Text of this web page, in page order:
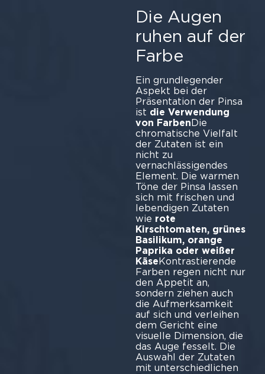
Die Augen
ruhen auf der
Farbe
Ein grundlegender
Aspekt bei der
Präsentation der Pinsa
ist die Verwendung
von FarbenDie
chromatische Vielfalt
der Zutaten ist ein
nicht zu
vernachlässigendes
Element. Die warmen
Töne der Pinsa lassen
sich mit frischen und
lebendigen Zutaten
wie rote
Kirschtomaten, grünes
Basilikum, orange
Paprika oder weißer
KäseKontrastierende
Farben regen nicht nur
den Appetit an,
sondern ziehen auch
die Aufmerksamkeit
auf sich und verleihen
dem Gericht eine
visuelle Dimension, die
das Auge fesselt. Die
Auswahl der Zutaten
mit unterschiedlichen